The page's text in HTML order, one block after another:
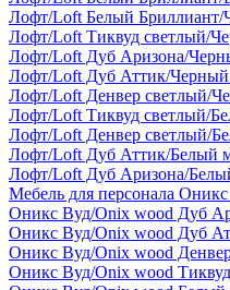
Лофт/Loft Белый Бриллиант/
Лофт/Loft Тиквуд светлый/
Лофт/Loft Дуб Аризона/
Лофт/Loft Дуб Аттик/Черный
Лофт/Loft Денвер светлый/
Лофт/Loft Тиквуд светлый/
Лофт/Loft Денвер светлый/
Лофт/Loft Дуб Аттик/Белый
Лофт/Loft Дуб Аризона/
Мебель для персонала
Оникс Вуд/Onix wood Дуб
Оникс Вуд/Onix wood Дуб
Оникс Вуд/Onix wood
Оникс Вуд/Onix wood